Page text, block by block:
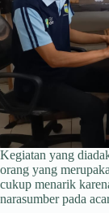
Kegiatan yang
orang yang
cukup menarik
narasumber pada